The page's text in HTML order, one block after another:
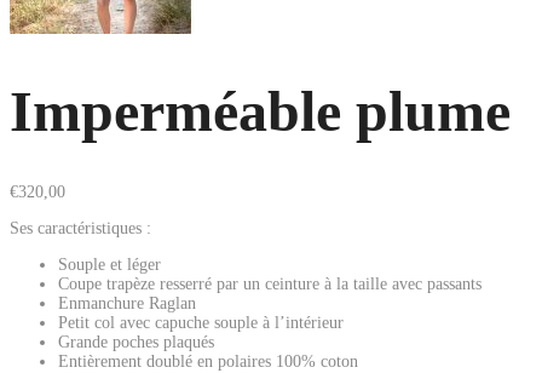
Imperméable plume
€320,00
Ses caractéristiques :
Souple et léger
Coupe trapèze resserré par un ceinture à la taille avec passants
Enmanchure Raglan
Petit col avec capuche souple à l’intérieur
Grande poches plaqués
Entièrement doublé en polaires 100% coton